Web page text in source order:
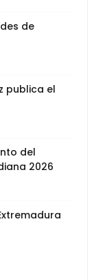
de
publica el
del
2026